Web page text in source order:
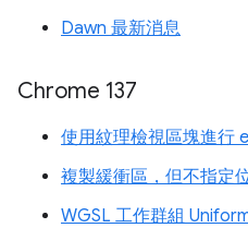
Dawn 最新消息
Chrome 137
使用紋理檢視區塊進行
複製緩衝區，但不指定
WGSL 工作群組